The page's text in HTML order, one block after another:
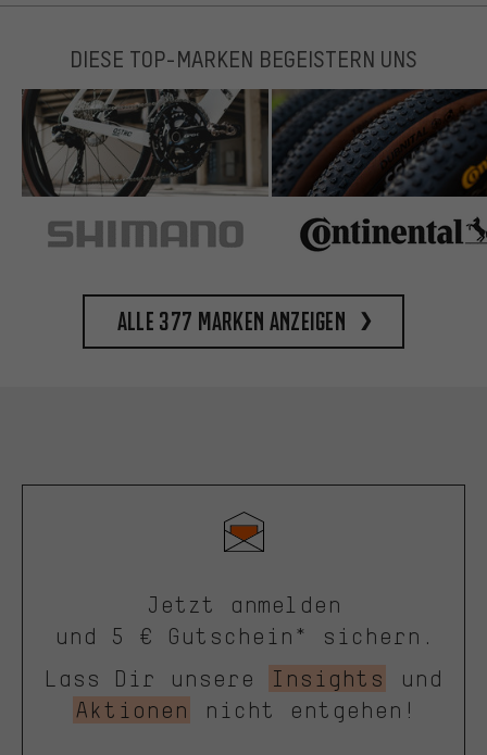
DIESE TOP-MARKEN BEGEISTERN UNS
Alle 377 Marken anzeigen
Jetzt anmelden
und 5 € Gutschein* sichern.
Lass Dir unsere
Insights
und
Aktionen
nicht entgehen!